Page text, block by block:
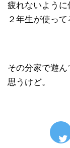
疲れないよう
２年生が使って
その分家で遊
思うけど。